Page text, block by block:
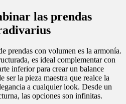
las prendas
prendas con volumen es la armonía.
es ideal complementar con
inferior para crear un balance
la pieza maestra que realce la
a cualquier look. Desde un
las opciones son infinitas.